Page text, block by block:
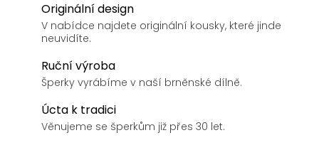
Originální design
V nabídce najdete originální kousky, které jinde
neuvidíte.
Ruční výroba
Šperky vyrábíme v naší brněnské dílně.
Úcta k tradici
Věnujeme se šperkům již přes 30 let.